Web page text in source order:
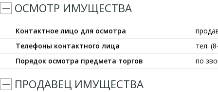
ОСМОТР ИМУЩЕСТВА
Контактное лицо для осмотра
Телефоны контактного лица
тел.
Порядок осмотра предмета торгов
по
ПРОДАВЕЦ ИМУЩЕСТВА